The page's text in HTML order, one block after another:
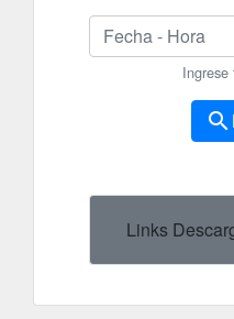
Ingrese
search
Links